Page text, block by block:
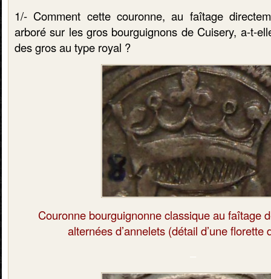
1/- Comment cette couronne, au faîtage
arboré sur les gros bourguignons de Cuisery, a-t-
des gros au type royal ?
Couronne bourguignonne classiqueau faîtage
alternées d’annelets (détail d’une florette